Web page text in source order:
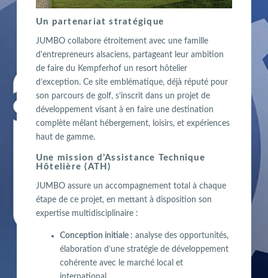
Un partenariat stratégique
JUMBO collabore étroitement avec une famille
d'entrepreneurs alsaciens, partageant leur ambition
de faire du Kempferhof un resort hôtelier
d’exception. Ce site emblématique, déjà réputé pour
son parcours de golf, s’inscrit dans un projet de
développement visant à en faire une destination
complète mêlant hébergement, loisirs, et expériences
haut de gamme.
Une mission d’Assistance Technique
Hôtelière (ATH)
JUMBO assure un accompagnement total à chaque
étape de ce projet, en mettant à disposition son
expertise multidisciplinaire :
Conception initiale : analyse des opportunités,
élaboration d’une stratégie de développement
cohérente avec le marché local et